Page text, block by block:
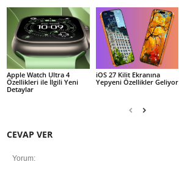
Apple Watch Ultra 4
Özellikleri ile İlgili Yeni
Detaylar
iOS 27 Kilit Ekranına
Yepyeni Özellikler Geliyor
CEVAP VER